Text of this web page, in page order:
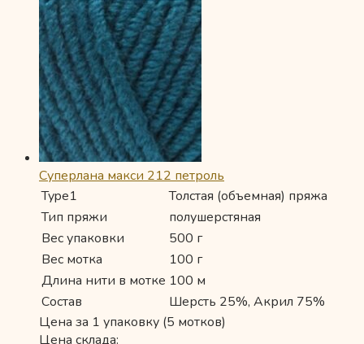
Суперлана макси 212 петроль
Type1
Толстая (объемная) пряжа
Тип пряжи
полушерстяная
Вес упаковки
500 г
Вес мотка
100 г
Длина нити в мотке 100 м
Состав
Шерсть 25%, Акрил 75%
Цена за 1 упаковку (5 мотков)
Цена склада: